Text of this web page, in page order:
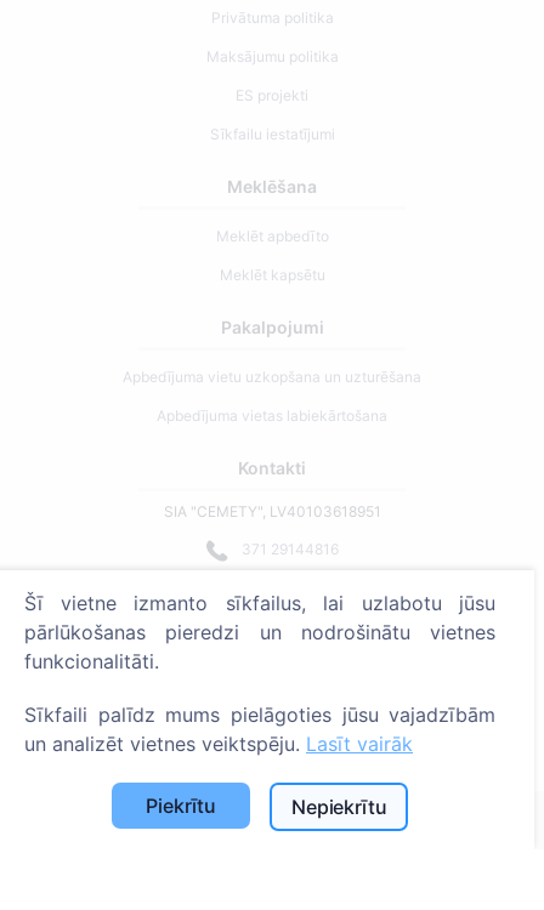
Privātuma politika
Maksājumu politika
ES projekti
Sīkfailu iestatījumi
Meklēšana
Meklēt apbedīto
Meklēt kapsētu
Pakalpojumi
Apbedījuma vietu uzkopšana un uzturēšana
Apbedījuma vietas labiekārtošana
Kontakti
SIA "CEMETY", LV40103618951
371 29144816
Strādājam visā Latvijā!
Administratoriem
© 2013 - 2026 Cemety Visas tiesības aizsargātas
Privātuma politika un noteikumi.
Šī vietne izmanto sīkfailus, lai uzlabotu jūsu
pārlūkošanas pieredzi un nodrošinātu vietnes
funkcionalitāti.
Sīkfaili palīdz mums pielāgoties jūsu vajadzībām
un analizēt vietnes veiktspēju. Lasīt vairāk
Piekrītu Nepiekrītu